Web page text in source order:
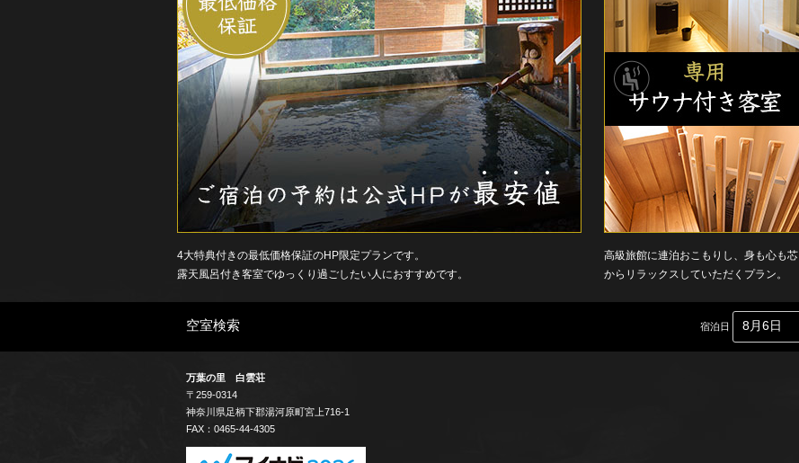
宿
泊
プ
ラ
ン
4大特典付きの最低価格保証のHP限定プランです。
露天風呂付き客室でゆっくり過ごしたい人におすすめです。
高級旅館に連泊おこもりし、身も心も芯
からリラックスしていただくプラン。
空室検索 宿泊日
万葉の里 白雲荘
〒259-0314
神奈川県足柄下郡湯河原町宮上716-1
FAX：0465-44-4305